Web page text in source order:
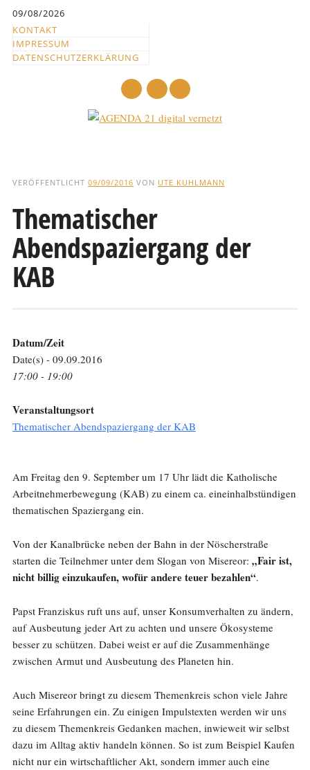
springen
09/08/2026
KONTAKT
IMPRESSUM
DATENSCHUTZERKLÄRUNG
und
Text
VERÖFFENTLICHT 09/09/2016 VON UTE KUHLMANN
Thematischer
Abendspaziergang der
KAB
Datum/Zeit
Date(s) - 09.09.2016
17:00 - 19:00
Veranstaltungsort
Thematischer Abendspaziergang der KAB
Am Freitag den 9. September um 17 Uhr lädt die Katholische
Arbeitnehmerbewegung (KAB) zu einem ca. eineinhalbstündigen
thematischen Spaziergang ein.
Von der Kanalbrücke neben der Bahn in der Nöscherstraße
starten die Teilnehmer unter dem Slogan von Misereor: „Fair ist,
nicht billig einzukaufen, wofür andere teuer bezahlen“.
Papst Franziskus ruft uns auf, unser Konsumverhalten zu ändern,
auf Ausbeutung jeder Art zu achten und unsere Ökosysteme
besser zu schützen. Dabei weist er auf die Zusammenhänge
zwischen Armut und Ausbeutung des Planeten hin.
Auch Misereor bringt zu diesem Themenkreis schon viele Jahre
seine Erfahrungen ein. Zu einigen Impulstexten werden wir uns
zu diesem Themenkreis Gedanken machen, inwieweit wir selbst
dazu im Alltag aktiv handeln können. So ist zum Beispiel Kaufen
nicht nur ein wirtschaftlicher Akt, sondern immer auch eine